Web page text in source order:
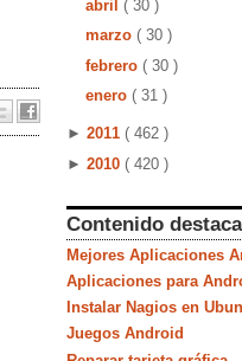
abril ( 30 )
marzo ( 30 )
febrero ( 30 )
enero ( 31 )
► 2011 ( 462 )
► 2010 ( 420 )
Contenido
Mejores Aplicaciones
Aplicaciones para
Instalar Nagios en
Juegos Android